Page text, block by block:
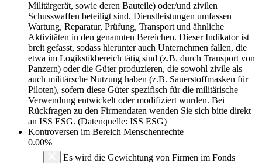
Militärgerät, sowie deren Bauteile) oder/und zivilen
Schusswaffen beteiligt sind. Dienstleistungen umfassen
Wartung, Reparatur, Prüfung, Transport und ähnliche
Aktivitäten in den genannten Bereichen. Dieser Indikator ist
breit gefasst, sodass hierunter auch Unternehmen fallen, die
etwa im Logikstikbereich tätig sind (z.B. durch Transport von
Panzern) oder die Güter produzieren, die sowohl zivile als
auch militärsche Nutzung haben (z.B. Sauerstoffmasken für
Piloten), sofern diese Güter spezifisch für die militärische
Verwendung entwickelt oder modifiziert wurden. Bei
Rückfragen zu den Firmendaten wenden Sie sich bitte direkt
an ISS ESG. (Datenquelle: ISS ESG)
Kontroversen im Bereich Menschenrechte
0.00%
Es wird die Gewichtung von Firmen im Fonds